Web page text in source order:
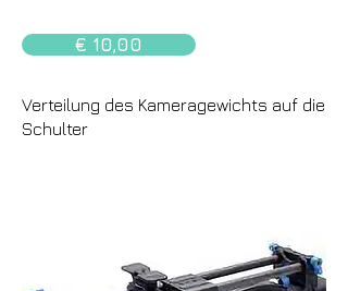
€ 10,00
Verteilung des Kameragewichts auf die
Schulter